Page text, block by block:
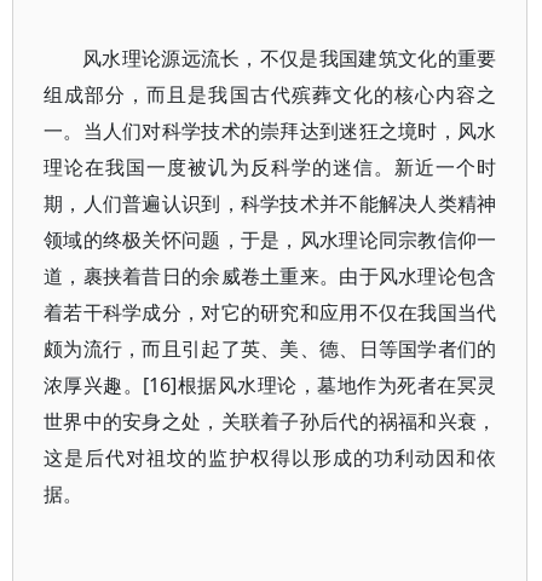
风水理论源远流长，不仅是我国建筑文化的重要
组成部分，而且是我国古代殡葬文化的核心内容之
一。当人们对科学技术的崇拜达到迷狂之境时，风水
理论在我国一度被讥为反科学的迷信。新近一个时
期，人们普遍认识到，科学技术并不能解决人类精神
领域的终极关怀问题，于是，风水理论同宗教信仰一
道，裹挟着昔日的余威卷土重来。由于风水理论包含
着若干科学成分，对它的研究和应用不仅在我国当代
颇为流行，而且引起了英、美、德、日等国学者们的
浓厚兴趣。[16]根据风水理论，墓地作为死者在冥灵
世界中的安身之处，关联着子孙后代的祸福和兴衰，
这是后代对祖坟的监护权得以形成的功利动因和依
据。